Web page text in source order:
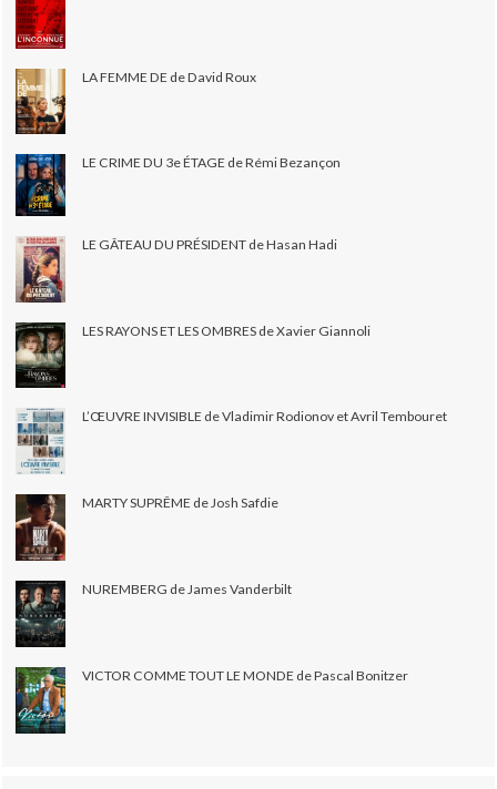
LA FEMME DE de David Roux
LE CRIME DU 3e ÉTAGE de Rémi Bezançon
LE GÂTEAU DU PRÉSIDENT de Hasan Hadi
LES RAYONS ET LES OMBRES de Xavier Giannoli
L’ŒUVRE INVISIBLE de Vladimir Rodionov et Avril Tembouret
MARTY SUPRÊME de Josh Safdie
NUREMBERG de James Vanderbilt
VICTOR COMME TOUT LE MONDE de Pascal Bonitzer